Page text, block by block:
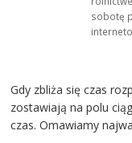
sobotę
Gdy zbliża się czas
zostawiają na polu
czas. Omawiamy